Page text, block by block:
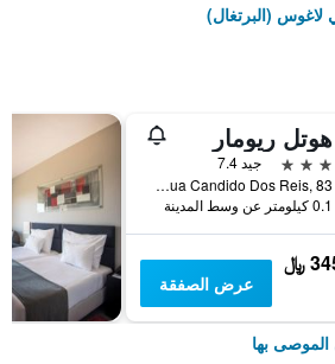
(البرتغال)
هوتل ريومار
3 نجوم
جيد 7.4
Rua Candido Dos Reis, 83, لاغوس (البرتغال), منطقة فارو, البرتغال
0.1 كيلومتر عن وسط المدينة
﷼
عرض الصفقة
الموصى بها